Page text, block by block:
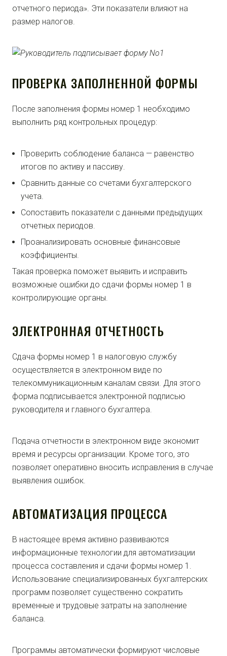
отчетного периода». Эти показатели влияют на
размер налогов.
ПРОВЕРКА ЗАПОЛНЕННОЙ ФОРМЫ
После заполнения формы номер 1 необходимо
выполнить ряд контрольных процедур:
Проверить соблюдение баланса — равенство
итогов по активу и пассиву.
Сравнить данные со счетами бухгалтерского
учета.
Сопоставить показатели с данными предыдущих
отчетных периодов.
Проанализировать основные финансовые
коэффициенты.
Такая проверка поможет выявить и исправить
возможные ошибки до сдачи формы номер 1 в
контролирующие органы.
ЭЛЕКТРОННАЯ ОТЧЕТНОСТЬ
Сдача формы номер 1 в налоговую службу
осуществляется в электронном виде по
телекоммуникационным каналам связи. Для этого
форма подписывается электронной подписью
руководителя и главного бухгалтера.
Подача отчетности в электронном виде экономит
время и ресурсы организации. Кроме того, это
позволяет оперативно вносить исправления в случае
выявления ошибок.
АВТОМАТИЗАЦИЯ ПРОЦЕССА
В настоящее время активно развиваются
информационные технологии для автоматизации
процесса составления и сдачи формы номер 1.
Использование специализированных бухгалтерских
программ позволяет существенно сократить
временные и трудовые затраты на заполнение
баланса.
Программы автоматически формируют числовые